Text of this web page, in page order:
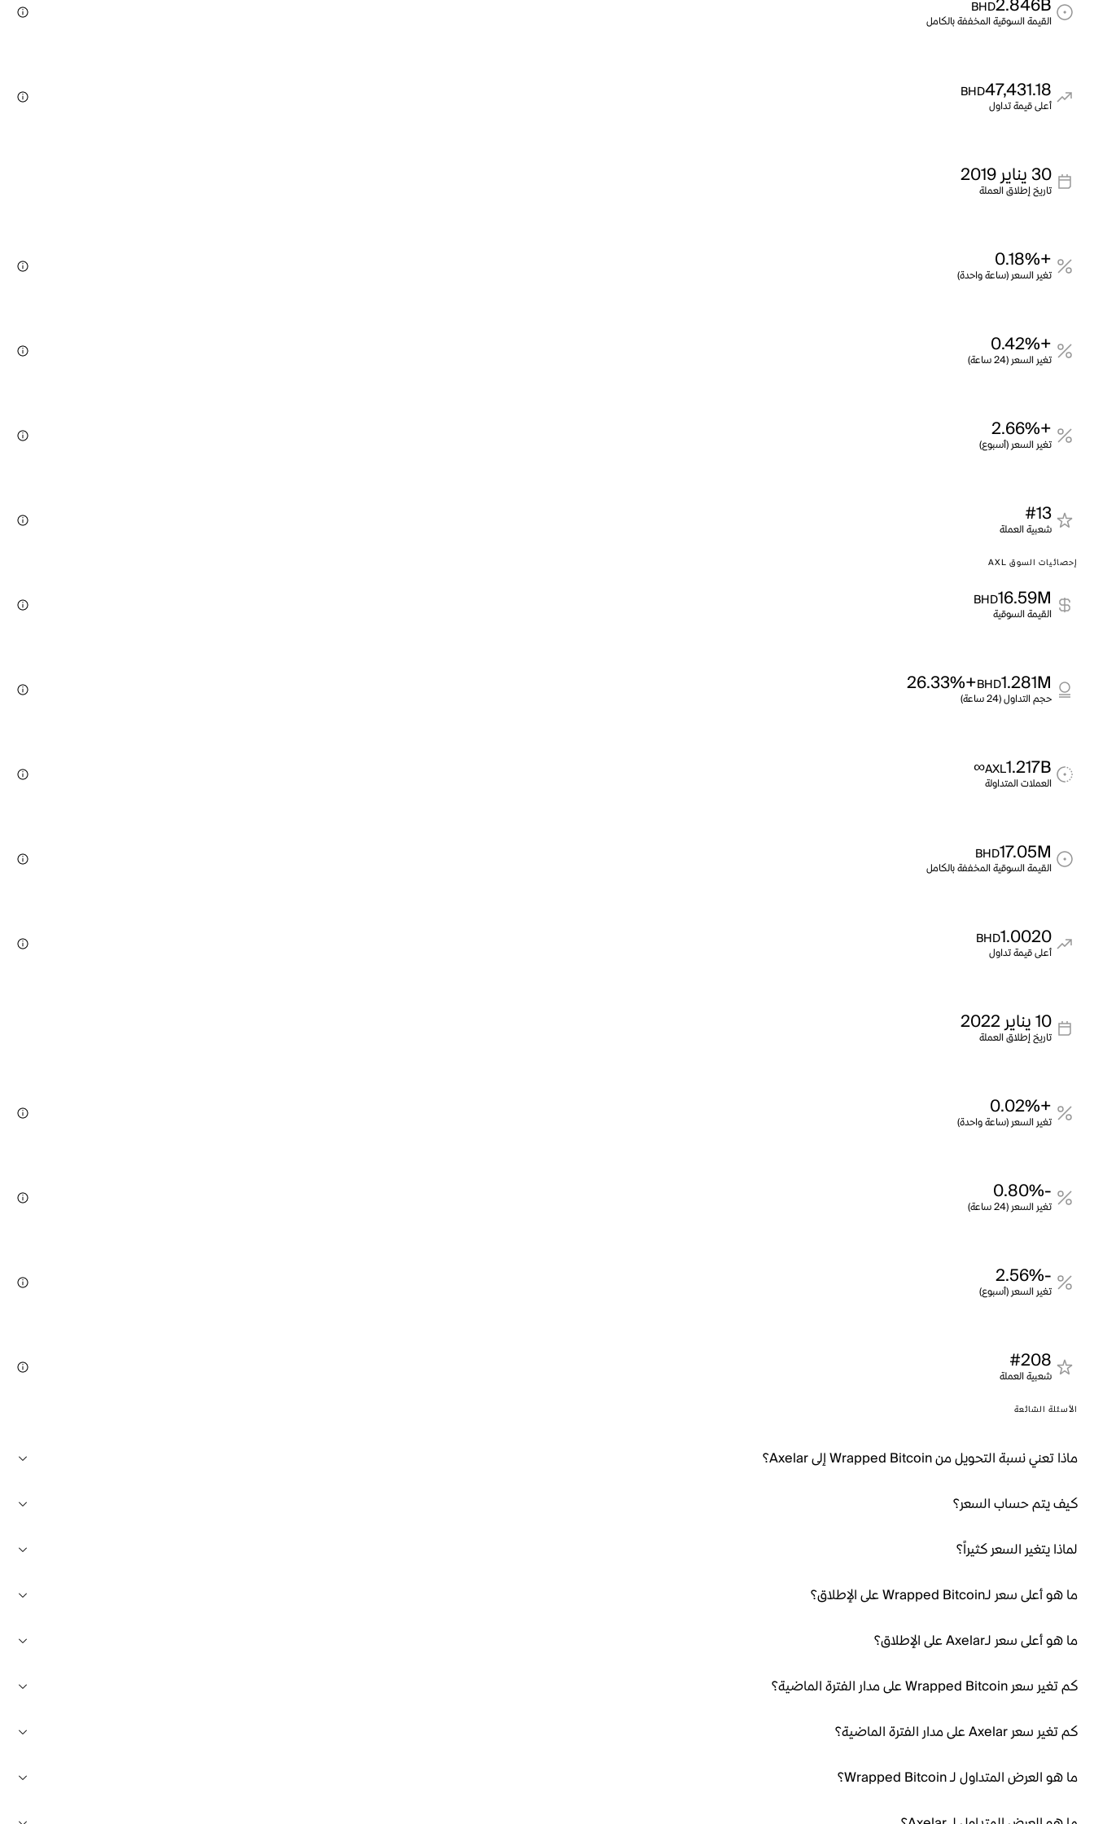
2.846B
BHD
القيمة السوقية المخففة بالكامل
47,431.18
BHD
أعلى قيمة تداول
30 يناير 2019
تاريخ إطلاق العملة
+0.18%
تغير السعر (ساعة واحدة)
+0.42%
تغير السعر (24 ساعة)
+2.66%
تغير السعر (أسبوع)
#13
شعبية العملة
إحصائيات السوق AXL
16.59M
BHD
القيمة السوقية
1.281M
BHD
+26.33%
حجم التداول (24 ساعة)
1.217B
AXL
∞
العملات المتداولة
17.05M
BHD
القيمة السوقية المخففة بالكامل
1.0020
BHD
أعلى قيمة تداول
10 يناير 2022
تاريخ إطلاق العملة
+0.02%
تغير السعر (ساعة واحدة)
-0.80%
تغير السعر (24 ساعة)
-2.56%
تغير السعر (أسبوع)
#208
شعبية العملة
الأسئلة الشائعة
ماذا تعني نسبة التحويل من Wrapped Bitcoin إلى Axelar؟
كيف يتم حساب السعر؟
لماذا يتغير السعر كثيراً؟
ما هو أعلى سعر لـWrapped Bitcoin على الإطلاق؟
ما هو أعلى سعر لـAxelar على الإطلاق؟
كم تغير سعر Wrapped Bitcoin على مدار الفترة الماضية؟
كم تغير سعر Axelar على مدار الفترة الماضية؟
ما هو العرض المتداول لـ Wrapped Bitcoin؟